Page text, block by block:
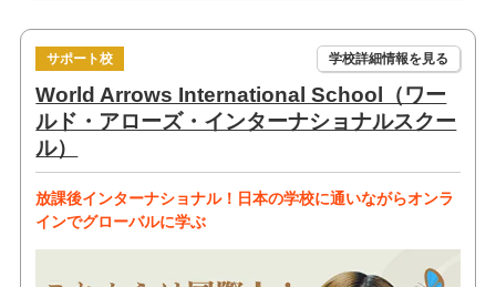
サポート校 学校詳細情報を見る
World Arrows International School（ワー
ルド・アローズ・インターナショナルスクー
ル）
放課後インターナショナル！日本の学校に通いながらオンラ
インでグローバルに学ぶ